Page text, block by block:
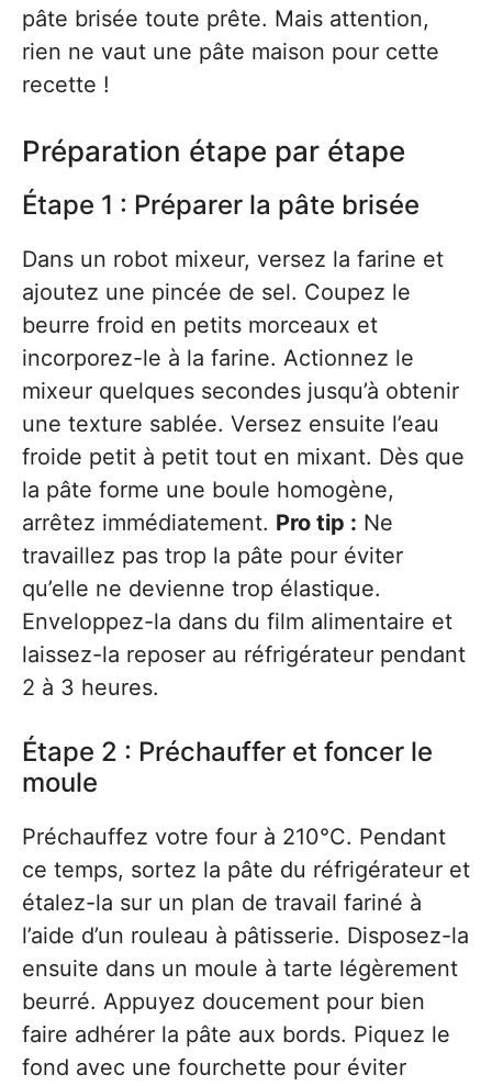
pâte brisée toute prête. Mais attention,
rien ne vaut une pâte maison pour cette
recette !
Préparation étape par étape
Étape 1 : Préparer la pâte brisée
Dans un robot mixeur, versez la farine et
ajoutez une pincée de sel. Coupez le
beurre froid en petits morceaux et
incorporez-le à la farine. Actionnez le
mixeur quelques secondes jusqu’à obtenir
une texture sablée. Versez ensuite l’eau
froide petit à petit tout en mixant. Dès que
la pâte forme une boule homogène,
arrêtez immédiatement. Pro tip : Ne
travaillez pas trop la pâte pour éviter
qu’elle ne devienne trop élastique.
Enveloppez-la dans du film alimentaire et
laissez-la reposer au réfrigérateur pendant
2 à 3 heures.
Étape 2 : Préchauffer et foncer le
moule
Préchauffez votre four à 210°C. Pendant
ce temps, sortez la pâte du réfrigérateur et
étalez-la sur un plan de travail fariné à
l’aide d’un rouleau à pâtisserie. Disposez-la
ensuite dans un moule à tarte légèrement
beurré. Appuyez doucement pour bien
faire adhérer la pâte aux bords. Piquez le
fond avec une fourchette pour éviter